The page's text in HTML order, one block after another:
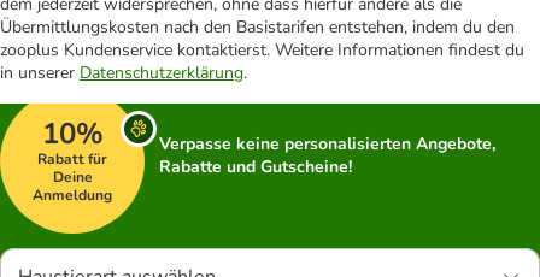
Übermittlungskosten nach den Basistarifen entstehen, indem du den
zooplus Kundenservice kontaktierst. Weitere Informationen findest du
in unserer Datenschutzerklärung.
10%
Rabatt für
Deine
Anmeldung
Verpasse keine personalisierten Angebote,
Rabatte und Gutscheine!